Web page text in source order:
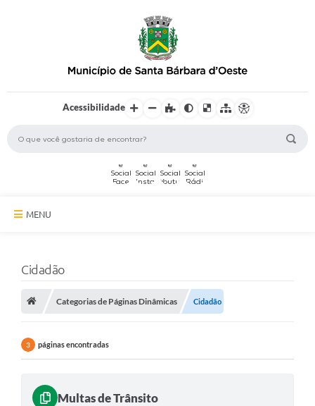
Acessibilidade
MENU
Secretarias
Serviços Online
Transparência
Programa de Incentivo ao Desenvolvimento
Cidadão
Categorias de Páginas Dinâmicas Cidadão
3 páginas encontradas
Multas de Trânsito